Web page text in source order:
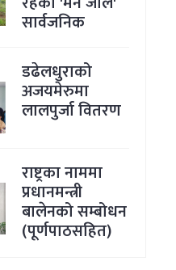
सार्वजनिक
डढेलधुराको
अजयमेरुमा
लालपुर्जा वितरण
राष्ट्रका नाममा
प्रधानमन्त्री
बालेनको सम्बोधन
(पूर्णपाठसहित)